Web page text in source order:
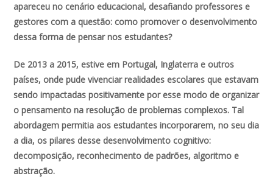
apareceu no cenário educacional, desafiando professores e
gestores com a questão: como promover o desenvolvimento
dessa forma de pensar nos estudantes?
De 2013 a 2015, estive em Portugal, Inglaterra e outros
países, onde pude vivenciar realidades escolares que estavam
sendo impactadas positivamente por esse modo de organizar
o pensamento na resolução de problemas complexos. Tal
abordagem permitia aos estudantes incorporarem, no seu dia
a dia, os pilares desse desenvolvimento cognitivo:
decomposição, reconhecimento de padrões, algoritmo e
abstração.